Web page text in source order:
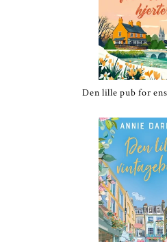
Den lille pub for